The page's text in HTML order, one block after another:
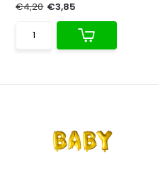
€4,20 €3,85